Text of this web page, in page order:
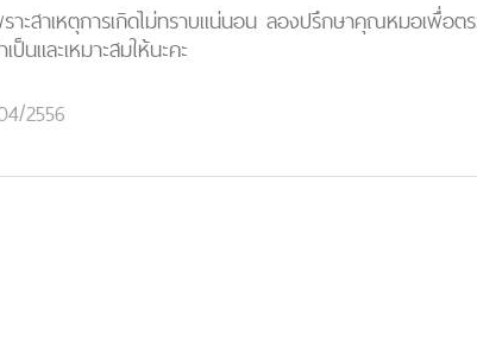
าะสาเหตุการเกิดไม่ทราบแน่นอน ลองปรึกษาคุณหมอเพื่อ
นและเหมาะสมให้นะคะ
2556